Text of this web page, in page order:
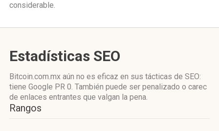
considerable.
Estadísticas SEO
Bitcoin.com.mx aún no es eficaz en sus tácticas de SEO:
tiene Google PR 0. También puede ser penalizado o carec
de enlaces entrantes que valgan la pena.
Rangos